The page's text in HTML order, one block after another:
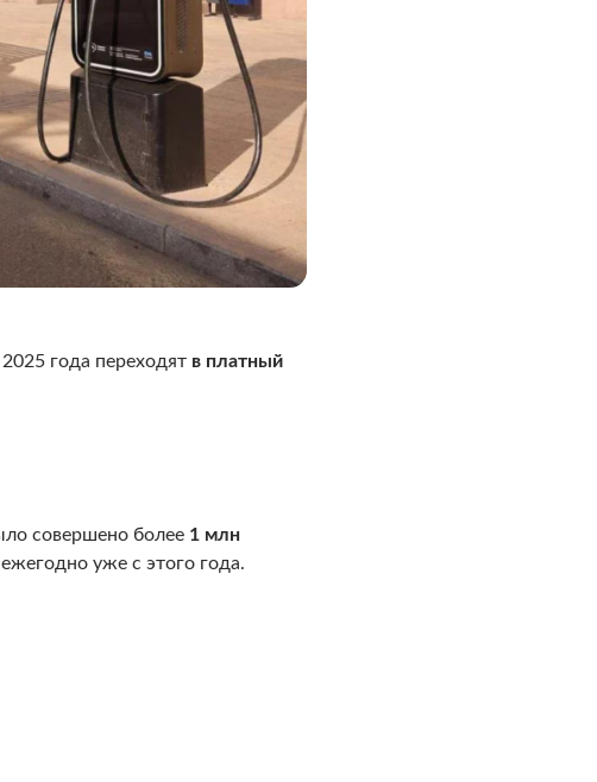
года переходят в платный
совершено более 1 млн
уже с этого года.